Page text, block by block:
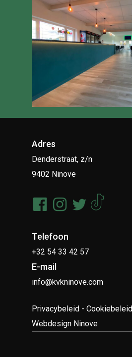
Adres
Denderstraat, z/n
9402 Ninove
Telefoon
+32 54 33 42 57
E-mail
info@kvkninove.com
Privacybeleid -Cookiebeleid
Webdesign Ninove